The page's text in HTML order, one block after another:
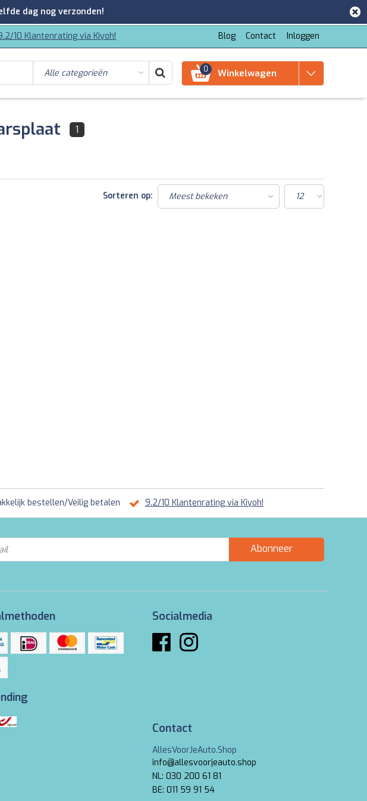
10 Klantenrating via Kiyoh! Blog Contact Inloggen
0 Winkelwagen
1
Sorteren op:
bestellen/Veilig betalen 9.2/10 Klantenrating via Kiyoh!
Abonneer
Socialmedia
Contact
AllesVoorJeAuto.Shop
info@allesvoorjeauto.shop
NL: 030 200 61 81
BE: 011 59 91 54
dag nog verzonden!